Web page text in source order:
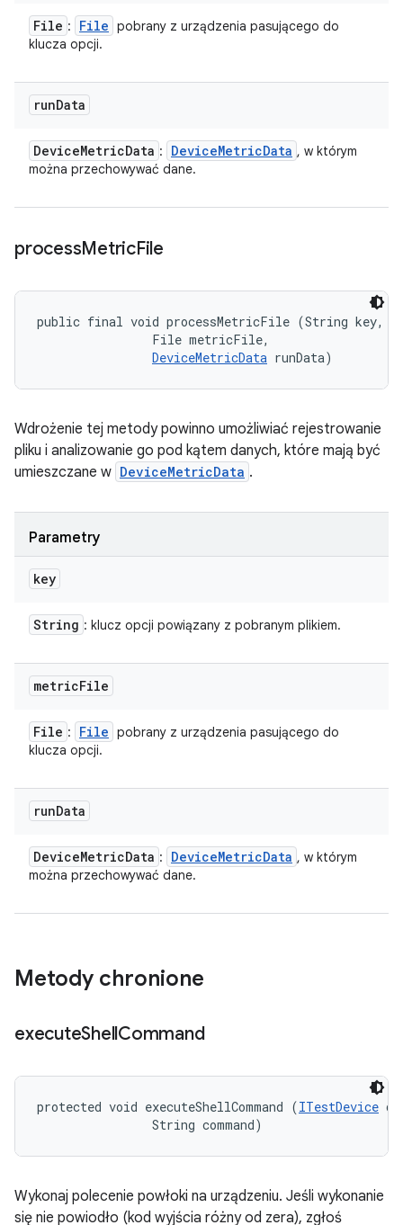
File : File pobrany z urządzenia pasującego do
klucza opcji.
runData
DeviceMetricData : DeviceMetricData , w którym
można przechowywać dane.
processMetricFile
public final void processMetricFile (String key,
                File metricFile,
DeviceMetricData runData)
Wdrożenie tej metody powinno umożliwiać rejestrowanie
pliku i analizowanie go pod kątem danych, które mają być
umieszczane w DeviceMetricData .
Parametry
key
String : klucz opcji powiązany z pobranym plikiem.
metricFile
File : File pobrany z urządzenia pasującego do
klucza opcji.
runData
DeviceMetricData : DeviceMetricData , w którym
można przechowywać dane.
Metody chronione
executeShellCommand
protected void executeShellCommand (ITestDevice
                String command)
Wykonaj polecenie powłoki na urządzeniu. Jeśli wykonanie
się nie powiodło (kod wyjścia różny od zera), zgłoś